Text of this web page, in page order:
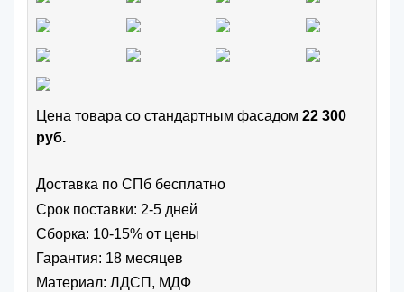
Цена товара cо стандартным фасадом 22 300
руб.
Доставка по СПб бесплатно
Срок поставки: 2-5 дней
Сборка: 10-15% от цены
Гарантия: 18 месяцев
Материал: ЛДСП, МДФ